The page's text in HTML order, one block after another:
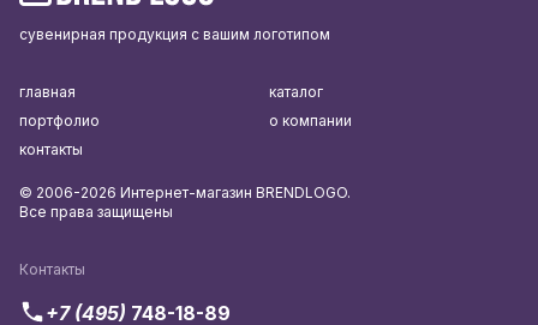
сувенирная продукция с вашим логотипом
Контакты
+7 (495) 748-18-89
главная
каталог
портфолио
о компании
контакты
© 2006-2026 Интернет-магазин BRENDLOGO.
Все права защищены